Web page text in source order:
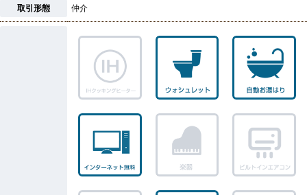
取引形態 仲介